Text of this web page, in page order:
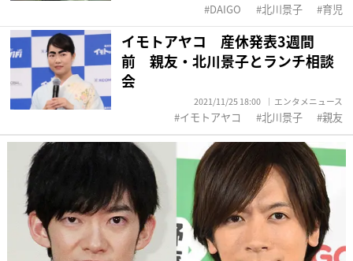
DAIGO 北川景子 育児
イモトアヤコ 産休発表3週間
前 親友・北川景子とランチ相談
会
2021/11/25 18:00 エンタメニュース
イモトアヤコ 北川景子 親友